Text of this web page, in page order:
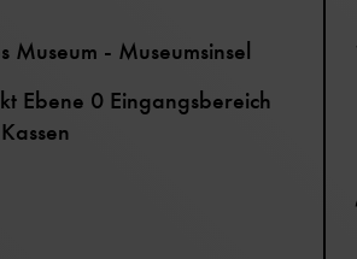
Museum - Museumsinsel
Ebene 0 Eingangsbereich